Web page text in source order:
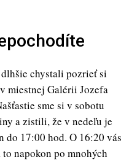
chystali pozrieť si
miestnej Galérii Jozefa
sme si v sobotu
a zistili, že v nedeľu je
do 17:00 hod. O 16:20 vás
napokon po mnohých